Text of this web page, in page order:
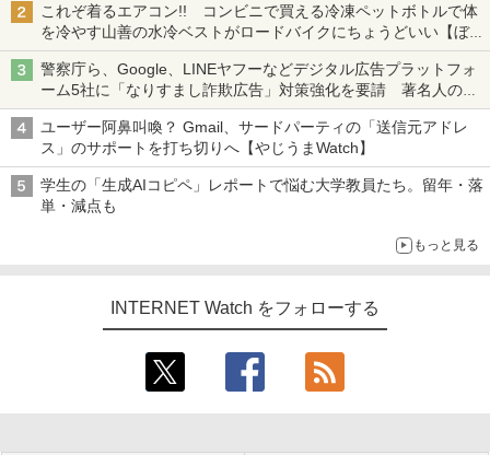
これぞ着るエアコン!! コンビニで買える冷凍ペットボトルで体
を冷やす山善の水冷ベストがロードバイクにちょうどいい【ぼっ
ち・ざ・ろーど！その14】【空いた時間でなにしてる？】
警察庁ら、Google、LINEヤフーなどデジタル広告プラットフォ
ーム5社に「なりすまし詐欺広告」対策強化を要請 著名人の写
真や映像を使った投資詐欺などへの対策として
ユーザー阿鼻叫喚？ Gmail、サードパーティの「送信元アドレ
ス」のサポートを打ち切りへ【やじうまWatch】
学生の「生成AIコピペ」レポートで悩む大学教員たち。留年・落
単・減点も
もっと見る
INTERNET Watch をフォローする